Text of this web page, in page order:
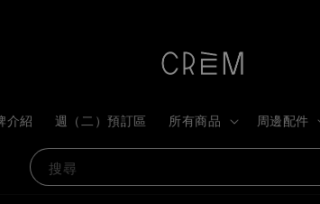
搜尋
介紹 週（二）預訂區 所有商品 周邊配件